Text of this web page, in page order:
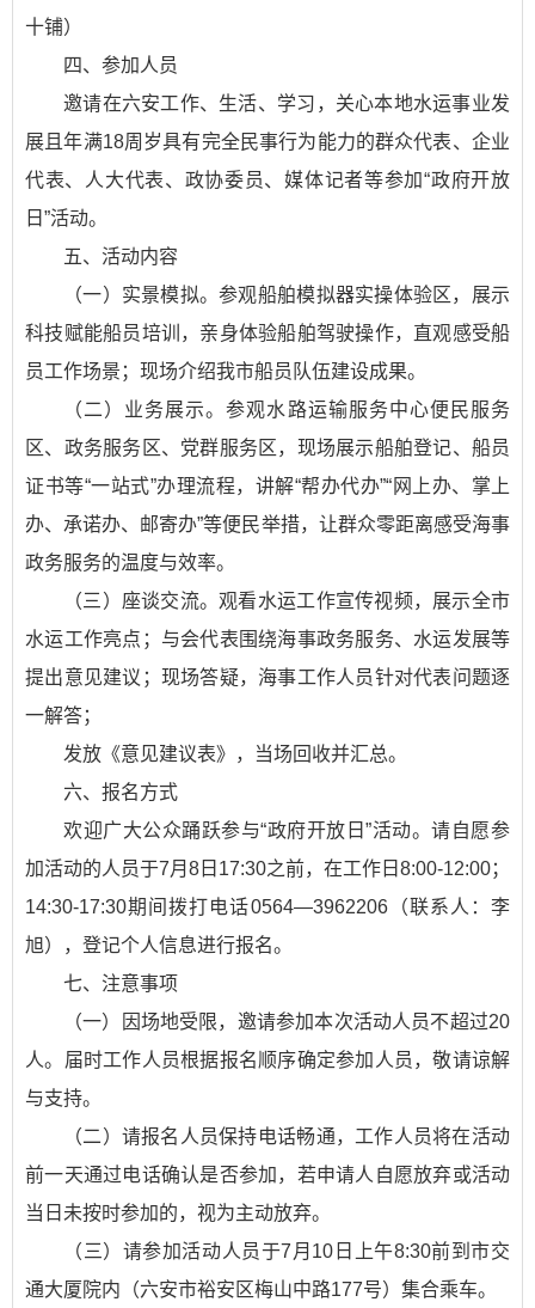
十铺）
四、参加人员
邀请在六安工作、生活、学习，关心本地水运事业发
展且年满18周岁具有完全民事行为能力的群众代表、企业
代表、人大代表、政协委员、媒体记者等参加“政府开放
日”活动。
五、活动内容
（一）实景模拟。参观船舶模拟器实操体验区，展示
科技赋能船员培训，亲身体验船舶驾驶操作，直观感受船
员工作场景；现场介绍我市船员队伍建设成果。
（二）业务展示。参观水路运输服务中心便民服务
区、政务服务区、党群服务区，现场展示船舶登记、船员
证书等“一站式”办理流程，讲解“帮办代办”“网上办、掌上
办、承诺办、邮寄办”等便民举措，让群众零距离感受海事
政务服务的温度与效率。
（三）座谈交流。观看水运工作宣传视频，展示全市
水运工作亮点；与会代表围绕海事政务服务、水运发展等
提出意见建议；现场答疑，海事工作人员针对代表问题逐
一解答；
发放《意见建议表》，当场回收并汇总。
六、报名方式
欢迎广大公众踊跃参与“政府开放日”活动。请自愿参
加活动的人员于7月8日17:30之前，在工作日8:00-12:00；
14:30-17:30期间拨打电话0564—3962206（联系人：李
旭），登记个人信息进行报名。
七、注意事项
（一）因场地受限，邀请参加本次活动人员不超过20
人。届时工作人员根据报名顺序确定参加人员，敬请谅解
与支持。
（二）请报名人员保持电话畅通，工作人员将在活动
前一天通过电话确认是否参加，若申请人自愿放弃或活动
当日未按时参加的，视为主动放弃。
（三）请参加活动人员于7月10日上午8:30前到市交
通大厦院内（六安市裕安区梅山中路177号）集合乘车。